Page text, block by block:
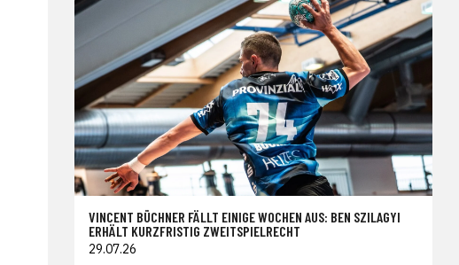
VINCENT BÜCHNER FÄLLT EINIGE WOCHEN AUS: BEN SZILAGYI
ERHÄLT KURZFRISTIG ZWEITSPIELRECHT
29.07.26